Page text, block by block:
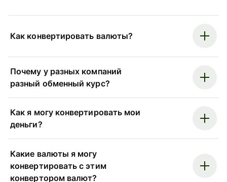
Как конвертировать валюты?
Почему у разных компаний
разный обменный курс?
Как я могу конвертировать мои
деньги?
Какие валюты я могу
конвертировать с этим
конвертором валют?